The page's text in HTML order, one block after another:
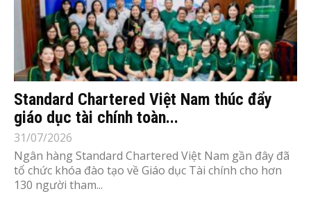
Standard Chartered Việt Nam thúc đẩy
giáo dục tài chính toàn...
31/07/2026
Ngân hàng Standard Chartered Việt Nam gần đây đã
tổ chức khóa đào tạo về Giáo dục Tài chính cho hơn
130 người tham...